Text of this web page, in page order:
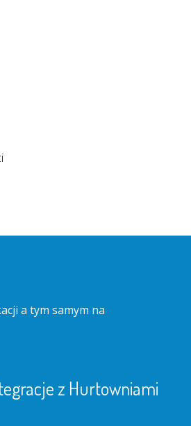
a tym samym na
z Hurtowniami